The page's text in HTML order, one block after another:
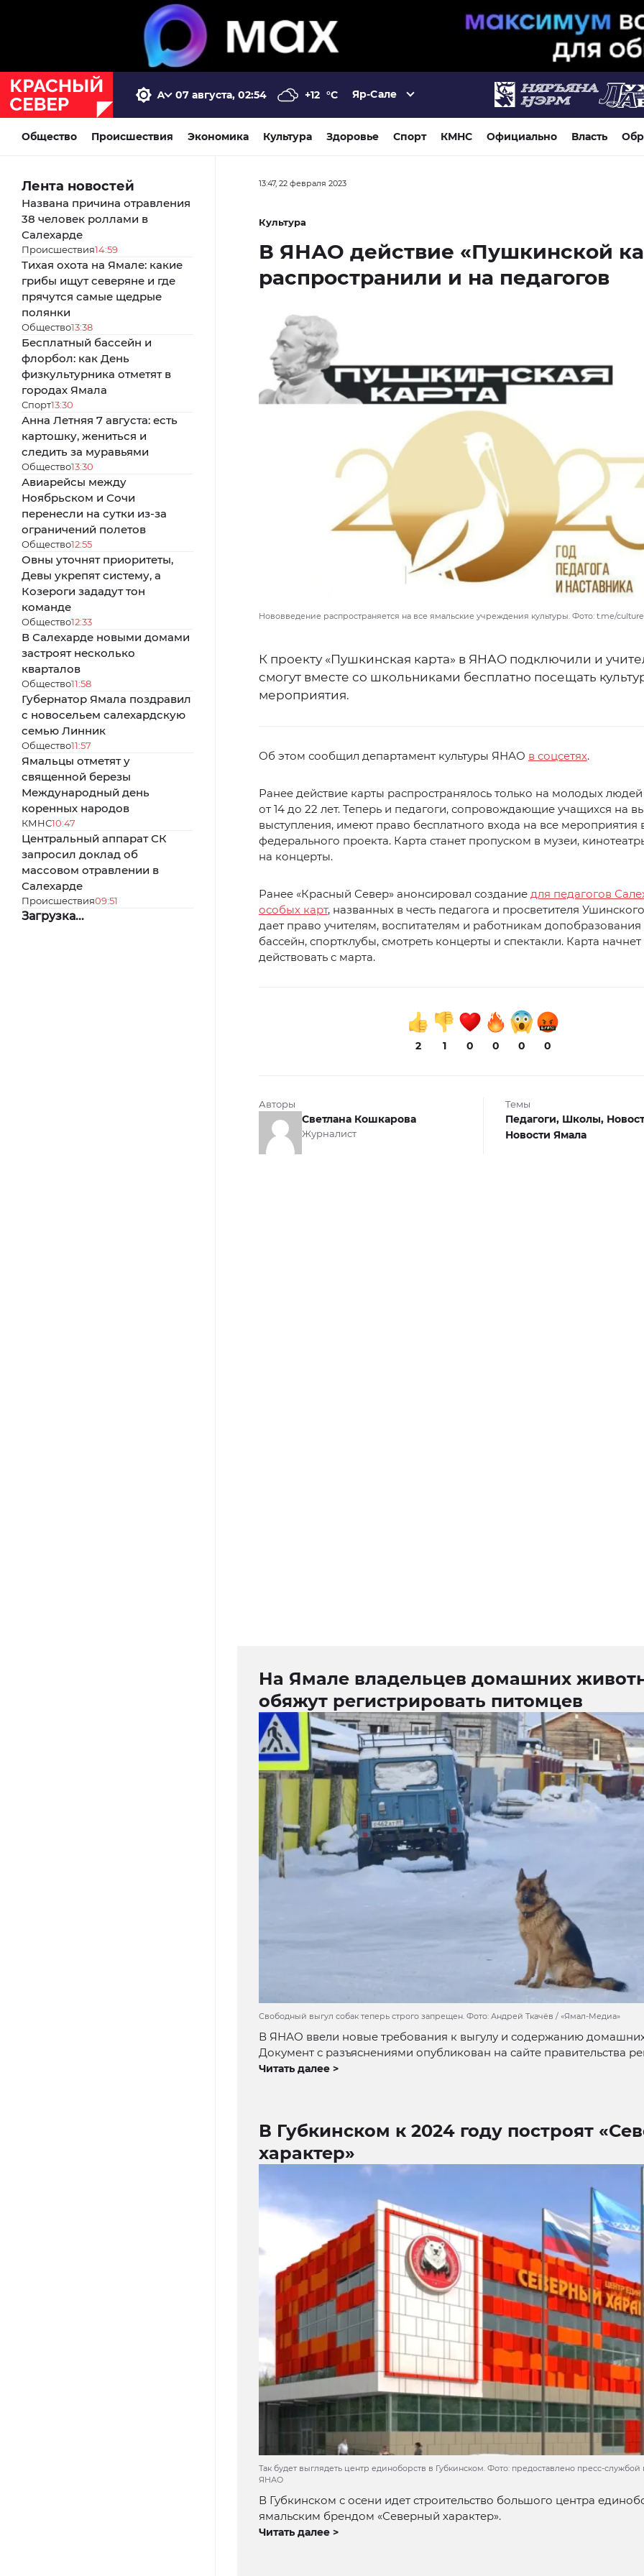
07 августа, 02:54 +12 °C Яр-Сале
Общество Происшествия Экономика Культура Здоровье Спорт КМНС Официально Власть
Лента новостей
Названа причина отравления
38 человек роллами в
Салехарде
Происшествия14:59
Тихая охота на Ямале: какие
грибы ищут северяне и где
прячутся самые щедрые
полянки
Общество13:38
Бесплатный бассейн и
флорбол: как День
физкультурника отметят в
городах Ямала
Спорт13:30
Анна Летняя 7 августа: есть
картошку, жениться и
следить за муравьями
Общество13:30
Авиарейсы между
Ноябрьском и Сочи
перенесли на сутки из-за
ограничений полетов
Общество12:55
Овны уточнят приоритеты,
Девы укрепят систему, а
Козероги зададут тон
команде
Общество12:33
В Салехарде новыми домами
застроят несколько
кварталов
Общество11:58
Губернатор Ямала поздравил
с новосельем салехардскую
семью Линник
Общество11:57
Ямальцы отметят у
священной березы
Международный день
коренных народов
КМНС10:47
Центральный аппарат СК
запросил доклад об
массовом отравлении в
Салехарде
Происшествия09:51
Загрузка...
13:47, 22 февраля 2023
Культура
В ЯНАО действие «Пушкинской
распространили и на педагогов
Нововведение распространяется на все ямальские учреждения культуры. Фото: t.me/
К проекту «Пушкинская карта» в ЯНАО подключили и
смогут вместе со школьниками бесплатно посещать
мероприятия.
Об этом сообщил департамент культуры ЯНАО в соцсетях.
Ранее действие карты распространялось только на молодых людей
от 14 до 22 лет. Теперь и педагоги, сопровождающие учащихся на
выступления, имеют право бесплатного входа на все мероприятия
федерального проекта. Карта станет пропуском в музеи,
на концерты.
Ранее «Красный Север» анонсировал создание для педагогов
особых карт, названных в честь педагога и просветителя
дает право учителям, воспитателям и работникам
бассейн, спортклубы, смотреть концерты и спектакли. Карта начнет
действовать с марта.
2 1 0 0 0 0
Авторы
Светлана Кошкарова
Журналист
Темы
Педагоги, Школы,
Новости Ямала
На Ямале владельцев домашних
обяжут регистрировать питомцев
Свободный выгул собак теперь строго запрещен. Фото: Андрей Ткачёв / «Ямал-Медиа»
В ЯНАО ввели новые требования к выгулу и содержанию
Документ с разъяснениями опубликован на сайте правительства
Читать далее >
В Губкинском к 2024 году построят
характер»
Так будет выглядеть центр единоборств в Губкинском. Фото: предоставлено пресс-службой
ЯНАО
В Губкинском с осени идет строительство большого центра
ямальским брендом «Северный характер».
Читать далее >